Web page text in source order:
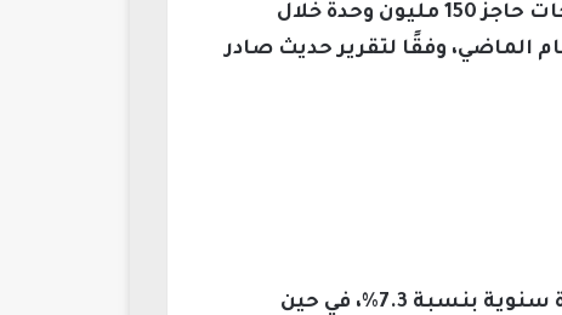
تشهد سوق الأجهزة الذكية القابلة للارتداء نموًا ملحوظًا، حيث تجاوزت شحنات هذه المنتجات حاجز 150 مليون وحدة خلال
بالفترة نفسها من العام الماضي، وفقًا لتقرير حديث صادر
تصدر قطاع الساعات الذكية المشهد بعدد شحنات وصل إلى نحو 120 مليون وحدة، مع زيادة سنوية بنسبة 7.3%، في حين